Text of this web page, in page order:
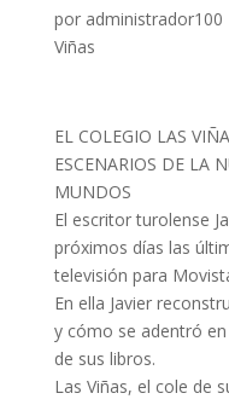
por administrador100
Viñas
EL COLEGIO LAS
ESCENARIOS DE LA
MUNDOS
El escritor turolense
próximos días las
televisión para
En ella Javier
y cómo se adentró
de sus libros.
Las Viñas, el cole de